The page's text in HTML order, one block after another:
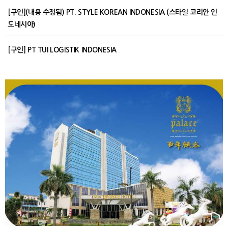
[구인](내용 수정됨) PT. STYLE KOREAN INDONESIA (스타일 코리안 인
도네시아)
[구인] PT TUI LOGISTIK INDONESIA